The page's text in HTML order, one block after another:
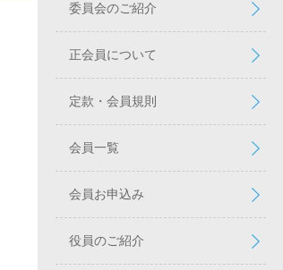
委員会のご紹介
正会員について
定款・会員規則
会員一覧
会員お申込み
役員のご紹介